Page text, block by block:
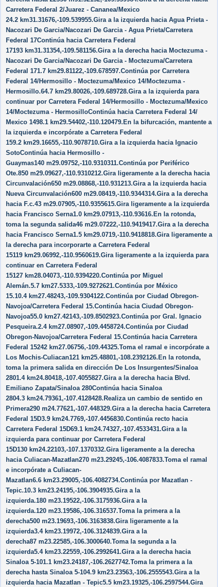
Carretera Federal 2/​Juarez - Cananea/​Mexico
24.2 km31.31676,-109.539955.Gira a la izquierda hacia Agua Prieta -
Nacozari De Garcia/​Nacozari De Garcia - Agua Prieta/​Carretera
Federal 17Continúa hacia Carretera Federal
17193 km31.31354,-109.581156.Gira a la derecha hacia Moctezuma -
Nacozari De Garcia/​Nacozari De Garcia - Moctezuma/​Carretera
Federal 171.7 km29.81122,-109.678597.Continúa por Carretera
Federal 14/​Hermosillo - Moctezuma/​Mexico 14/​Moctezuma -
Hermosillo.64.7 km29.80026,-109.689728.Gira a la izquierda para
continuar por Carretera Federal 14/​Hermosillo - Moctezuma/​Mexico
14/​Moctezuma - HermosilloContinúa hacia Carretera Federal 14/​
Mexico 1498.1 km29.54402,-110.120479.En la bifurcación, mantente a
la izquierda e incorpórate a Carretera Federal
159.2 km29.16655,-110.9078710.Gira a la izquierda hacia Ignacio
SotoContinúa hacia Hermosillo -
Guaymas140 m29.09752,-110.9310311.Continúa por Periférico
Ote.850 m29.09627,-110.9310212.Gira ligeramente a la derecha hacia
Circunvalación650 m29.08868,-110.931213.Gira a la izquierda hacia
Nueva Circunvalación600 m29.08419,-110.9344314.Gira a la derecha
hacia F.c.43 m29.07905,-110.9355615.Gira ligeramente a la izquierda
hacia Francisco Serna1.0 km29.07913,-110.93616.En la rotonda,
toma la segunda salida46 m29.07222,-110.9419417.Gira a la derecha
hacia Francisco Serna1.5 km29.0719,-110.9418818.Gira ligeramente a
la derecha para incorporarte a Carretera Federal
15119 km29.06992,-110.9560619.Gira ligeramente a la izquierda para
continuar en Carretera Federal
15127 km28.04073,-110.9394220.Continúa por Miguel
Alemán.5.7 km27.5333,-109.9272621.Continúa por México
15.10.4 km27.48243,-109.9304122.Continúa por Ciudad Obregon-
Navojoa/​Carretera Federal 15.Continúa hacia Ciudad Obregon-
Navojoa55.0 km27.42143,-109.8502923.Continúa por Gral. Ignacio
Pesqueira.2.4 km27.08907,-109.4458724.Continúa por Ciudad
Obregon-Navojoa/​Carretera Federal 15.Continúa hacia Carretera
Federal 15242 km27.06756,-109.44325.Toma el ramal e incorpórate a
Los Mochis-Culiacan121 km25.48801,-108.2392126.En la rotonda,
toma la primera salida en dirección De Los Insurgentes/​Sinaloa
2801.4 km24.80418,-107.4055827.Gira a la derecha hacia Blvd.
Emiliano Zapata/​Sinaloa 280Continúa hacia Sinaloa
2804.3 km24.79361,-107.4128428.Realiza un cambio de sentido en
Primera290 m24.77621,-107.448329.Gira a la derecha hacia Carretera
Federal 15D3.9 km24.7769,-107.4456830.Continúa recto hacia
Carretera Federal 15D69.1 km24.74327,-107.4533431.Gira a la
izquierda para continuar por Carretera Federal
15D130 km24.22103,-107.1370332.Gira ligeramente a la derecha
hacia Culiacan-Mazatlan270 m23.29245,-106.4087833.Toma el ramal
e incorpórate a Culiacan-
Mazatlan6.6 km23.29005,-106.4082734.Continúa por Mazatlan -
Tepic.10.3 km23.24195,-106.3904935.Gira a la
izquierda.180 m23.19522,-106.3175936.Gira a la
izquierda.120 m23.19586,-106.316537.Toma la primera a la
derecha500 m23.19693,-106.3163838.Gira ligeramente a la
izquierda3.4 km23.19972,-106.3124839.Gira a la
derecha87 m23.22585,-106.3000640.Toma la segunda a la
izquierda5.4 km23.22559,-106.2992641.Gira a la derecha hacia
Sinaloa 5-101.1 km23.24187,-106.2627742.Toma la primera a la
derecha hasta Sinaloa 5-104.9 km23.23563,-106.2555543.Gira a la
izquierda hacia Mazatlan - Tepic5.5 km23.19325,-106.2597544.Gira